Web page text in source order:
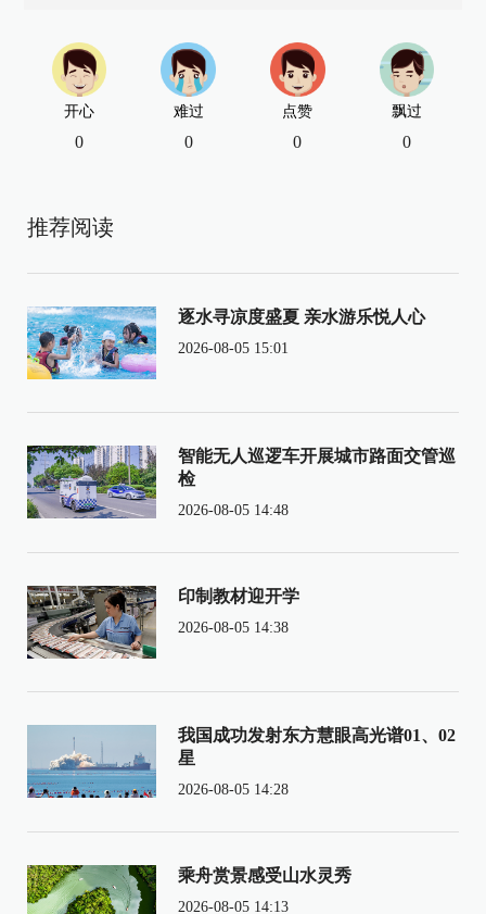
开心
0
难过
0
点赞
0
飘过
0
推荐阅读
逐水寻凉度盛夏 亲水游乐悦人心
2026-08-05 15:01
智能无人巡逻车开展城市路面交管巡
检
2026-08-05 14:48
印制教材迎开学
2026-08-05 14:38
我国成功发射东方慧眼高光谱01、02
星
2026-08-05 14:28
乘舟赏景感受山水灵秀
2026-08-05 14:13